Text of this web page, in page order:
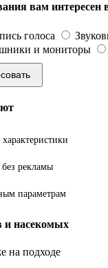
вам интересен
голоса
и мониторы
рекламы
параметрам
и насекомых
на подходе